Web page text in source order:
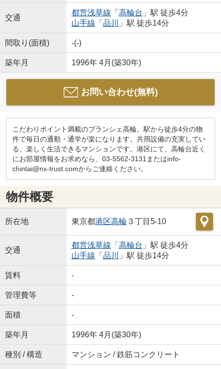
交通
都営浅草線 「 高輪台 」駅 徒歩4分
山手線 「 品川 」駅 徒歩14分
間取り(面積) -(-)
築年月 1996年 4月(築30年)
お問い合わせ(無料)
こだわりポイント満載のブランシェ高輪。駅から徒歩4分の物
件で毎日の通勤・通学が楽になります。共用設備の充実してい
る、楽しく生活できるマンションです。港区にて、高輪台近く
にお部屋情報をお求めなら、03-5562-3131またはinfo-
chintai@nx-trust.comからご連絡ください。
物件概要
所在地 東京都港区高輪３丁目5-10
交通
都営浅草線 「 高輪台 」駅 徒歩4分
山手線 「 品川 」駅 徒歩14分
賃料 -
管理費等 -
面積 -
築年月 1996年 4月(築30年)
種別 / 構造 マンション / 鉄筋コンクリート